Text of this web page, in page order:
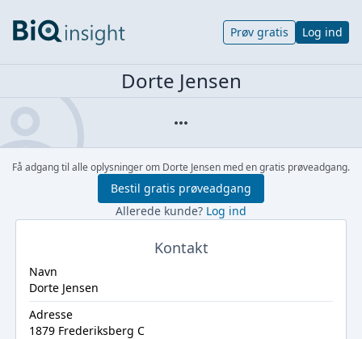
Prøv gratis Log ind
Dorte Jensen
Få adgang til alle oplysninger om Dorte Jensen med en gratis prøveadgang.
Bestil gratis prøveadgang
Allerede kunde? Log ind
Kontakt
Navn
Dorte Jensen
Adresse
1879 Frederiksberg C